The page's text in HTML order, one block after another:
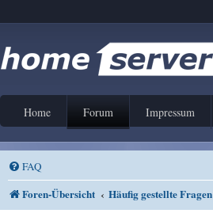
Home Forum Impressum
FAQ
Foren-Übersicht Häufig gestellte Fragen